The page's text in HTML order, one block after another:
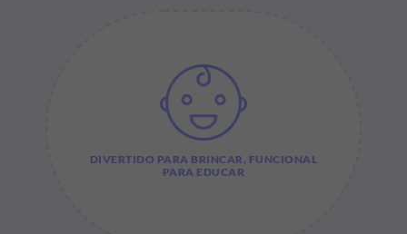
DIVERTIDO PARA BRINCAR, FUNCIONAL
PARA EDUCAR